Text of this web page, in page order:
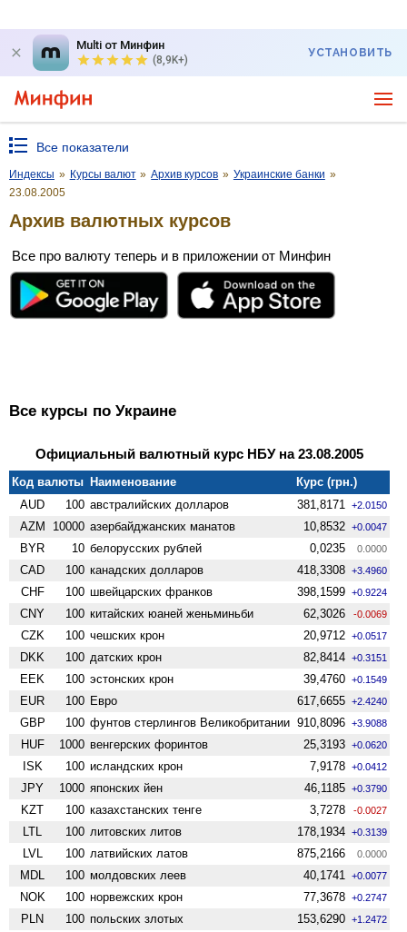
Multi от Минфин
(8,9K+)
УСТАНОВИТЬ
Все показатели
Индексы » Курсы валют » Архив курсов » Украинские банки »
23.08.2005
Архив валютных курсов
Все про валюту теперь и в приложении от Минфин
Все курсы по Украине
Официальный валютный курс НБУ на 23.08.2005
Код валюты Наименование
Курс (грн.)
AUD
100 австралийских долларов 381,8171 +2.0150
AZM 10000 азербайджанских манатов 10,8532 +0.0047
BYR 10 белорусских рублей 0,0235 0.0000
CAD 100 канадских долларов 418,3308 +3.4960
CHF 100 швейцарских франков 398,1599 +0.9224
CNY 100 китайских юаней женьминьби 62,3026 -0.0069
CZK 100 чешских крон 20,9712 +0.0517
DKK 100 датских крон 82,8414 +0.3151
EEK 100 эстонских крон 39,4760 +0.1549
EUR 100 Евро 617,6655 +2.4240
GBP 100 фунтов стерлингов Велико­британии 910,8096 +3.9088
HUF 1000 венгерских форинтов 25,3193 +0.0620
ISK 100 исландских крон 7,9178 +0.0412
JPY 1000 японских йен 46,1185 +0.3790
KZT 100 казахстанских тенге 3,7278 -0.0027
LTL 100 литовских литов 178,1934 +0.3139
LVL 100 латвийских латов 875,2166 0.0000
MDL 100 молдовских леев 40,1741 +0.0077
NOK 100 норвежских крон 77,3678 +0.2747
PLN 100 польских злотых 153,6290 +1.2472